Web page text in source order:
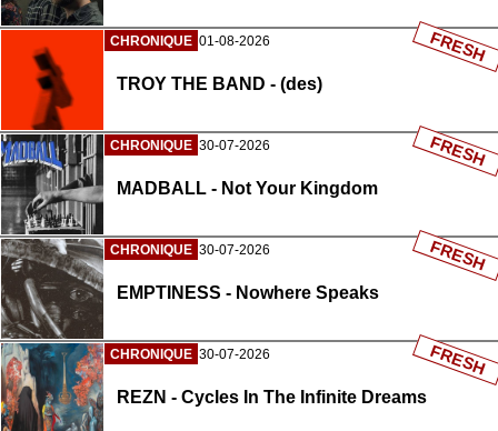
CHRONIQUE 01-08-2026
TROY THE BAND - (des)
FRESH
CHRONIQUE 30-07-2026
MADBALL - Not Your Kingdom
FRESH
CHRONIQUE 30-07-2026
EMPTINESS - Nowhere Speaks
FRESH
CHRONIQUE 30-07-2026
REZN - Cycles In The Infinite Dreams
FRESH